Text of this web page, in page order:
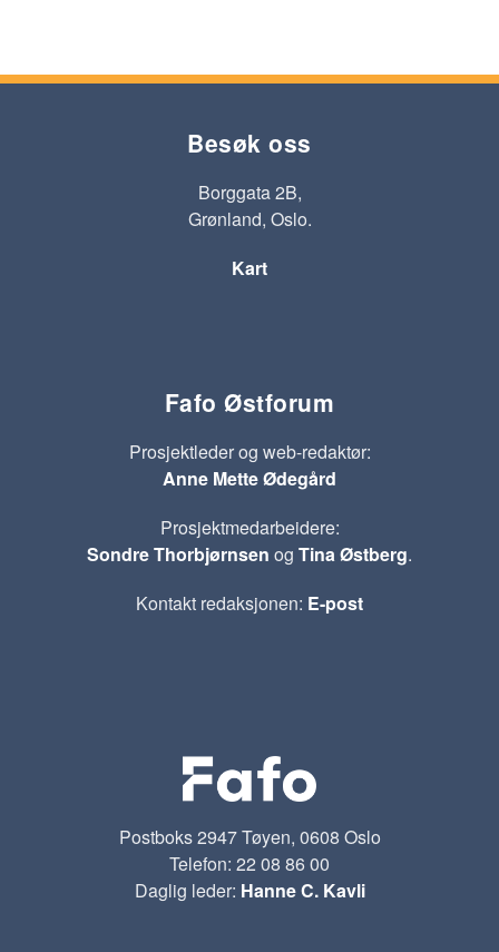
Besøk oss
Borggata 2B,
Grønland, Oslo.
Kart
Fafo Østforum
Prosjektleder og web-redaktør:
Anne Mette Ødegård
Prosjektmedarbeidere:
Sondre Thorbjørnsen og Tina Østberg.
Kontakt redaksjonen: E-post
Postboks 2947 Tøyen, 0608 Oslo
Telefon: 22 08 86 00
Daglig leder: Hanne C. Kavli